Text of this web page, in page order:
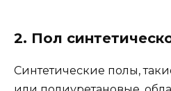
2. Пол
Синтетические полы,